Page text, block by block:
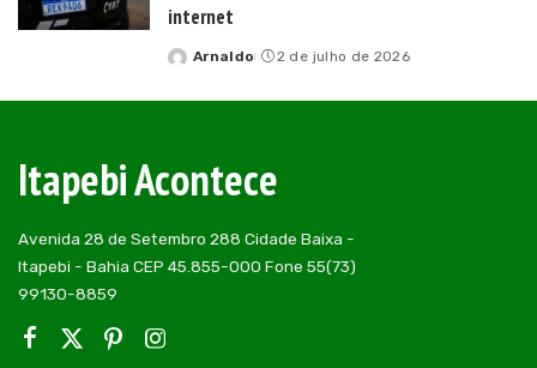
internet
Posted
Arnaldo 2 de julho de 2026
Itapebi Acontece
Avenida 28 de Setembro 288 Cidade Baixa -
Itapebi - Bahia CEP 45.855-000 Fone 55(73)
99130-8859